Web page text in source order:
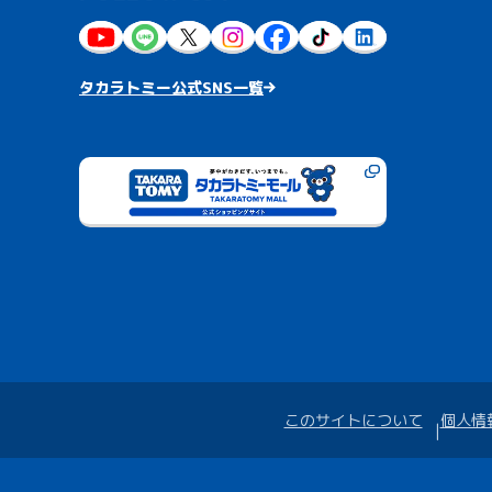
タカラトミー公式SNS一覧
このサイトについて 個人情